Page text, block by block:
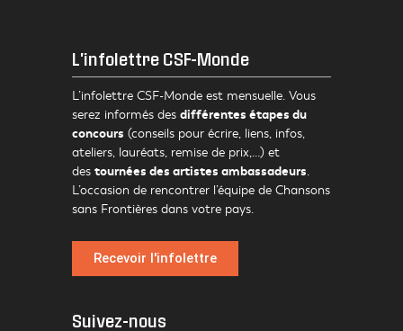
L'infolettre CSF-Monde
L’infolettre CSF-Monde est mensuelle. Vous
serez informés des différentes étapes du
concours (conseils pour écrire, liens, infos,
ateliers, lauréats, remise de prix,…) et
des tournées des artistes ambassadeurs.
L’occasion de rencontrer l’équipe de Chansons
sans Frontières dans votre pays.
Recevoir l'infolettre
Suivez-nous